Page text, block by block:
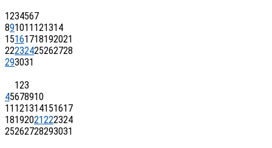
1234567
891011 121314
15161718192021
22232425262728
293031
123
45678910
11 121314151617
18192021222324
25262728293031